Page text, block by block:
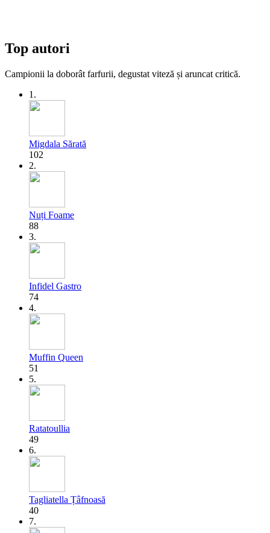
Top autori
Campionii la doborât farfurii, degustat viteză și aruncat critică.
1.
Migdala Sărată
102
2.
Nuți Foame
88
3.
Infidel Gastro
74
4.
Muffin Queen
51
5.
Ratatoullia
49
6.
Tagliatella Țâfnoasă
40
7.